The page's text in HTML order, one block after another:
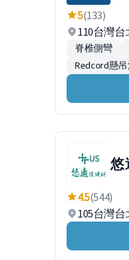
5(133)
110台灣
脊椎側彎
Redcord懸
悠
4.5(544)
105台灣台